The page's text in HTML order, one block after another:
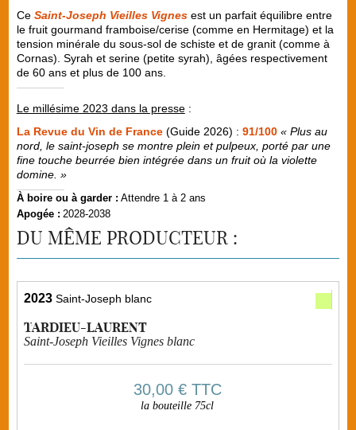
Ce Saint-Joseph Vieilles Vignesest un parfait équilibre entre
le fruit gourmand framboise/cerise (comme en Hermitage) et la
tension minérale du sous-sol de schiste et de granit (comme à
Cornas). Syrah et serine (petite syrah), âgées respectivement
de 60 ans et plus de 100 ans.
Le millésime 2023 dans la presse:
La Revue du Vin de France (Guide 2026) : 91/100 « Plus au
nord, le saint-joseph se montre plein et pulpeux, porté par une
fine touche beurrée bien intégrée dans un fruit où la violette
domine. »
À boire ou à garder : Attendre 1 à 2 ans
Apogée : 2028-2038
DU MÊME PRODUCTEUR :
2023 Saint-Joseph blanc
TARDIEU-LAURENT
Saint-Joseph Vieilles Vignes blanc
30,00 €TTC
la bouteille 75cl